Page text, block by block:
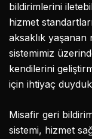
bildirimlerini
hizmet
aksaklık
sistemimiz
kendilerini
için ihtiyaç
Misafir geri
sistemi, hizmet